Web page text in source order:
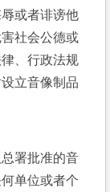
或者诽谤他
社会公德或
、行政法规
立音像制品
署批准的音
单位或者个